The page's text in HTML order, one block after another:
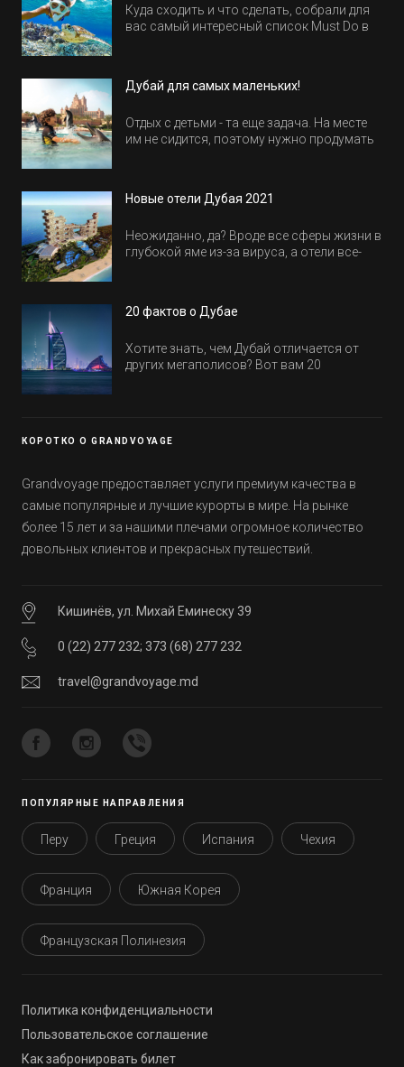
Куда сходить и что сделать, собрали для
вас самый интересный список Must Do в
Дубай для самых маленьких!
Отдых с детьми - та еще задача. На месте
им не сидится, поэтому нужно продумать
Новые отели Дубая 2021
Неожиданно, да? Вроде все сферы жизни в
глубокой яме из-за вируса, а отели все-
обычно на первые заезды дают промо-
20 фактов о Дубае
Хотите знать, чем Дубай отличается от
других мегаполисов? Вот вам 20
КОРОТКО О GRANDVOYAGE
Grandvoyage предоставляет услуги премиум качества в
самые популярные и лучшие курорты в мире. На рынке
более 15 лет и за нашими плечами огромное количество
довольных клиентов и прекрасных путешествий.
Кишинёв, ул. Михай Еминеску 39
0 (22) 277 232; 373 (68) 277 232
travel@grandvoyage.md
ПОПУЛЯРНЫЕ НАПРАВЛЕНИЯ
Перу Греция Испания Чехия
Франция Южная Корея
Французская Полинезия
Политика конфиденциальности
Пользовательское соглашение
Как забронировать билет